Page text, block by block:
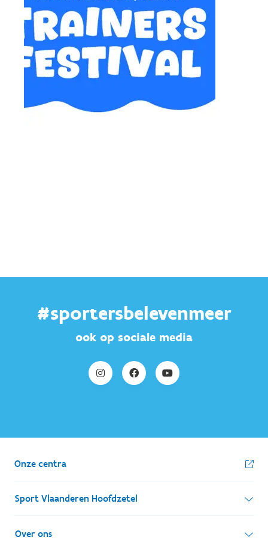
#sportersbelevenmeer
ook op sociale media
Onze centra
Sport Vlaanderen Hoofdzetel
Simon Bolivarlaan 17
Over ons